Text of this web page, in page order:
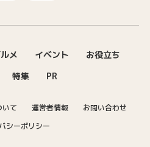
メ イベント
お役立ち
特集 PR
いて 運営者情報
お問い合わせ
シーポリシー